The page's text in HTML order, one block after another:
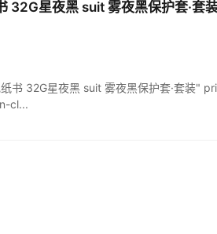
32G星夜黑 suit 雾夜黑保护套·套
书 32G星夜黑 suit 雾夜黑保护套·套装"
cl...